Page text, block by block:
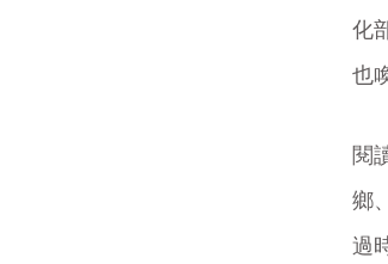
化
也
閱
鄉
過